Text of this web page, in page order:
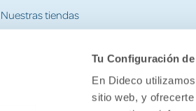
Tu Configuración
En Dideco
sitio web, y
Nuestras tiendas
Tarjeta Regalo Dideco